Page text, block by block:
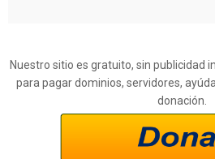
Nuestro sitio es gratuito, sin publicidad
para pagar dominios, servidores,
donación.